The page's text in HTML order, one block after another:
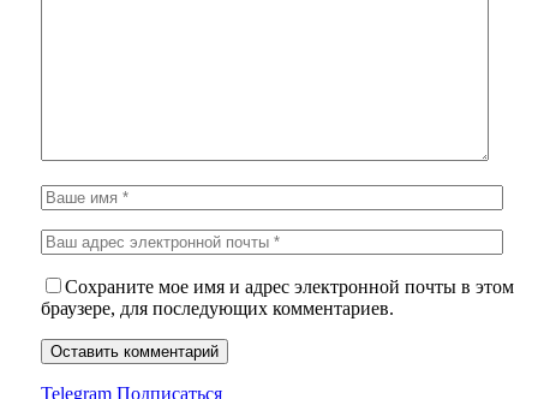
Сохраните мое имя и адрес электронной почты в этом
браузере, для последующих комментариев.
Telegram Подписаться